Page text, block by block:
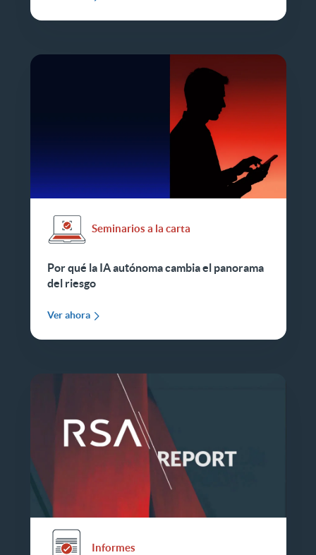
Seminarios a la carta
Por qué la IA autónoma cambia el panorama
del riesgo
Ver ahora
Informes